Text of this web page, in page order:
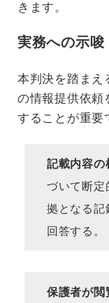
きます。
実務への示唆
本判決を踏まえ
の情報提供依頼
することが重要
記載内容の
づいて断定
拠となる記
回答する。
保護者が閲